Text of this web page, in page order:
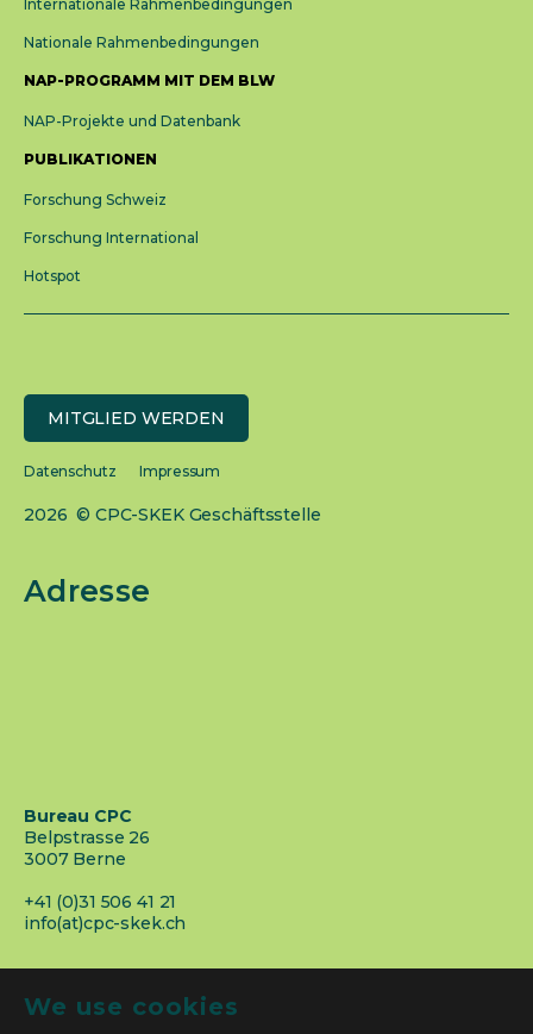
We use cookies
Internationale Rahmenbedingungen
Nationale Rahmenbedingungen
NAP-PROGRAMM MIT DEM BLW
NAP-Projekte und Datenbank
PUBLIKATIONEN
Forschung Schweiz
Forschung International
Hotspot
MITGLIED WERDEN
Datenschutz Impressum
2026 © CPC-SKEK Geschäftsstelle
Adresse
Bureau CPC
Belpstrasse 26
3007 Berne
+41 (0)31 506 41 21
info(at)cpc-skek.ch